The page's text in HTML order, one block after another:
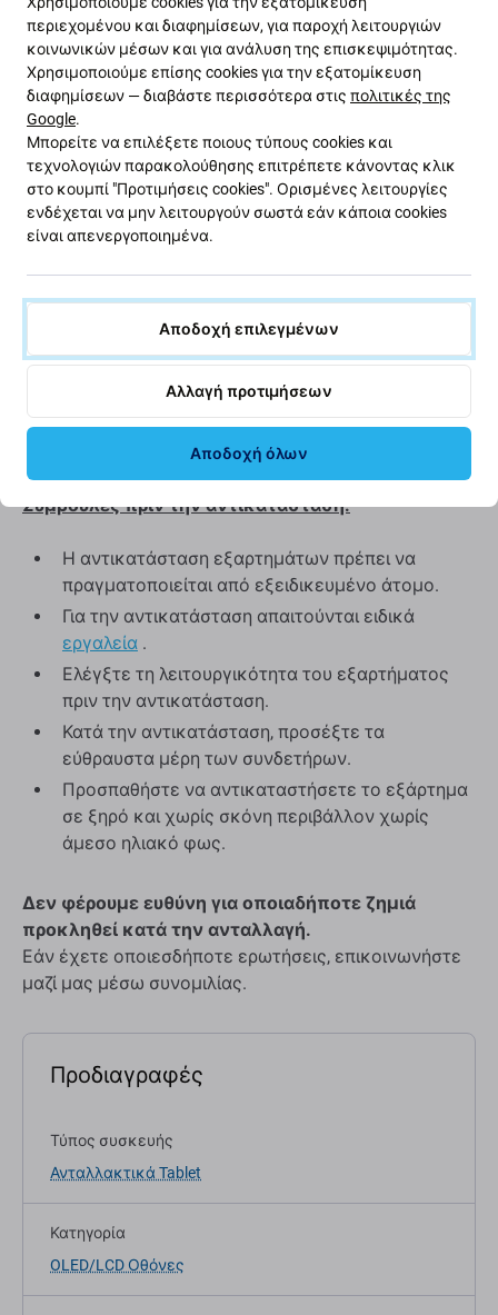
που χρειάζεστε για να κάνετε τη συσκευή σας
πλήρως λειτουργική ξανά.
Αυτό το σετ περιέχει:
Οθόνη LCD
Γυαλί αφής
Ποιότητα ανταλλακτικών
τρίτο μέρος και όχι απευθείας από τον
αντίγραφο του πρωτοτύπου και το ανταλλακτικό που
παραδίδεται ως Aftermarket ενδέχεται να έχει
ελάχιστες διακυμάνσεις στη λειτουργικότητα, την
ποιότητα ή την εμφάνιση.
Συμβουλές πριν την αντικατάσταση:
Η αντικατάσταση εξαρτημάτων πρέπει να
πραγματοποιείται από εξειδικευμένο άτομο.
Για την αντικατάσταση απαιτούνται ειδικά
εργαλεία .
Ελέγξτε τη λειτουργικότητα του εξαρτήματος
πριν την αντικατάσταση.
Κατά την αντικατάσταση, προσέξτε τα
εύθραυστα μέρη των συνδετήρων.
Προσπαθήστε να αντικαταστήσετε το εξάρτημα
σε ξηρό και χωρίς σκόνη περιβάλλον χωρίς
άμεσο ηλιακό φως.
Δεν φέρουμε ευθύνη για οποιαδήποτε ζημιά
προκληθεί κατά την ανταλλαγή.
Εάν έχετε οποιεσδήποτε ερωτήσεις, επικοινωνήστε
μαζί μας μέσω συνομιλίας.
Προδιαγραφές
Τύπος συσκευής
Ανταλλακτικά Tablet
Κατηγορία
OLED/LCD Οθόνες
περιεχομένου και διαφημίσεων, για παροχή λειτουργιών
κοινωνικών μέσων και για ανάλυση της επισκεψιμότητας.
Χρησιμοποιούμε επίσης cookies για την εξατομίκευση
διαφημίσεων — διαβάστε περισσότερα στις πολιτικές της
Google.
Μπορείτε να επιλέξετε ποιους τύπους cookies και
τεχνολογιών παρακολούθησης επιτρέπετε κάνοντας κλικ
στο κουμπί "Προτιμήσεις cookies". Ορισμένες λειτουργίες
ενδέχεται να μην λειτουργούν σωστά εάν κάποια cookies
είναι απενεργοποιημένα.
Αποδοχή επιλεγμένων
Αλλαγή προτιμήσεων
Αποδοχή όλων